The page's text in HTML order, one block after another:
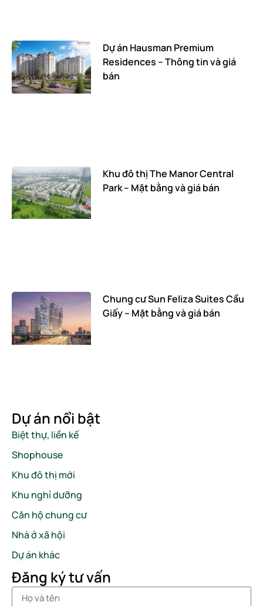
Dự án Hausman Premium
Residences – Thông tin và giá
bán
Khu đô thị The Manor Central
Park – Mặt bằng và giá bán
Chung cư Sun Feliza Suites Cầu
Giấy – Mặt bằng và giá bán
Dự án nổi bật
Biệt thự, liền kế
Shophouse
Khu đô thị mới
Khu nghỉ dưỡng
Căn hộ chung cư
Nhà ở xã hội
Dự án khác
Đăng ký tư vấn